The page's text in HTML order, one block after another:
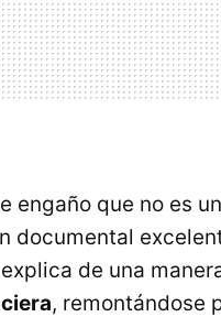
engaño que no es
documental
de una
, remontándose